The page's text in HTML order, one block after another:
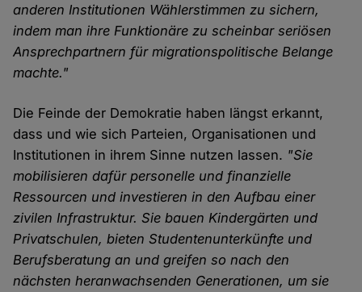
anderen Institutionen Wählerstimmen zu sichern,
indem man ihre Funktionäre zu scheinbar seriösen
Ansprechpartnern für migrationspolitische Belange
machte."
Die Feinde der Demokratie haben längst erkannt,
dass und wie sich Parteien, Organisationen und
Institutionen in ihrem Sinne nutzen lassen. "Sie
mobilisieren dafür personelle und finanzielle
Ressourcen und investieren in den Aufbau einer
zivilen Infrastruktur. Sie bauen Kindergärten und
Privatschulen, bieten Studentenunterkünfte und
Berufsberatung an und greifen so nach den
nächsten heranwachsenden Generationen, um sie